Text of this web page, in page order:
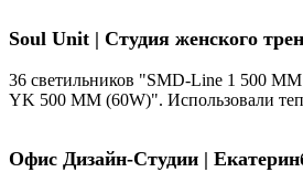
Soul Unit | Студия женского
36 светильников "SMD-Line 1 500
YK 500 ММ (60W)". Использовали
Офис Дизайн-Студии |